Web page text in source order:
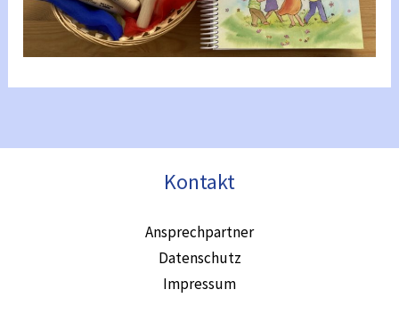
Kontakt
Ansprechpartner
Datenschutz
Impressum